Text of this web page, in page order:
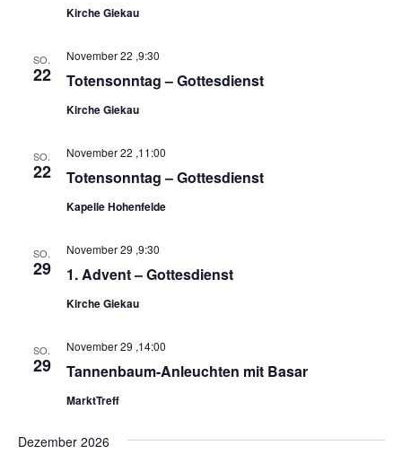
Kirche Giekau
SO.
22 Totensonntag – Gottesdienst
November 22 ,9:30
Kirche Giekau
SO.
22 Totensonntag – Gottesdienst
November 22 ,11:00
Kapelle Hohenfelde
SO.
29 1. Advent – Gottesdienst
November 29 ,9:30
Kirche Giekau
SO.
29 Tannenbaum-Anleuchten mit Basar
November 29 ,14:00
MarktTreff
Dezember 2026